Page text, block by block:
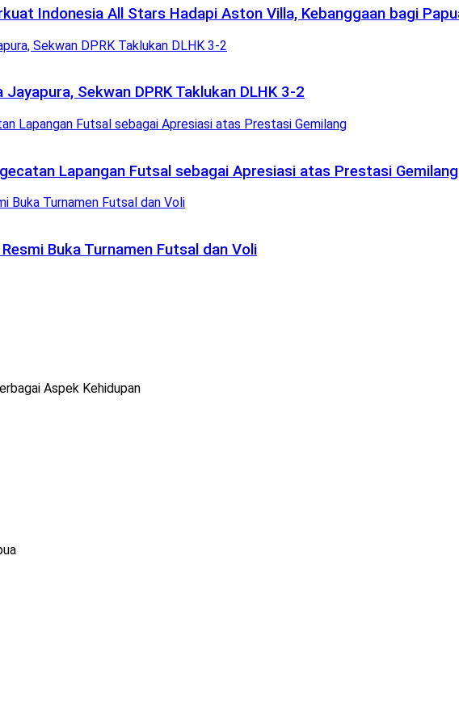
Indonesia All Stars Hadapi Aston Villa, Kebanggaan bagi
Sekwan DPRK Taklukan DLHK 3-2
Lapangan Futsal sebagai Apresiasi atas Prestasi Gemilang
Buka Turnamen Futsal dan Voli
Aspek Kehidupan